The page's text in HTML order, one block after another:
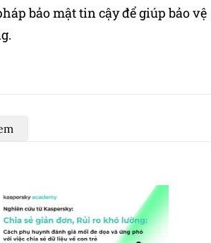
bảo mật tin cậy để giúp bảo vệ